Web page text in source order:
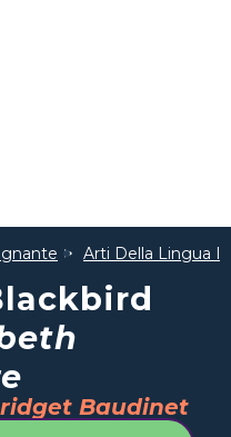
Arti Della Lingua
Baudinet